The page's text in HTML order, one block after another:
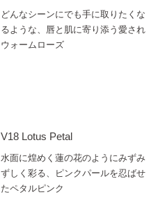
どんなシーンにでも手に取りたくな
るような、唇と肌に寄り添う愛され
ウォームローズ
V18 Lotus Petal
水面に煌めく蓮の花のようにみずみ
ずしく彩る、ピンクパールを忍ばせ
たペタルピンク